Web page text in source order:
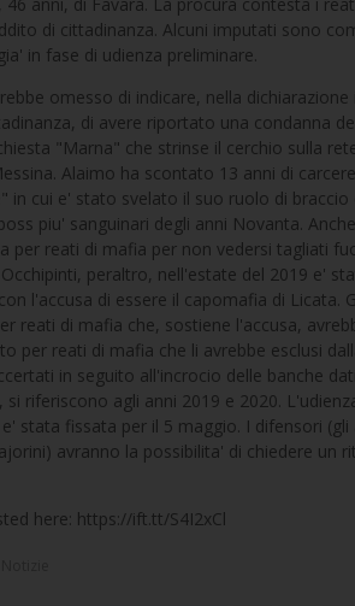
di cittadinanza. Alcuni imputati sono
in fase di udienza preliminare.
omesso di indicare, nella
di avere riportato una condanna
"Marna" che strinse il cerchio sulla
Alaimo ha scontato 13 anni di
in cui e' stato svelato il suo ruolo di
piu' sanguinari degli anni Novanta.
per reati di mafia per non vedersi tagliati
peraltro, nell'estate del 2019 e'
l'accusa di essere il capomafia di Licata.
reati di mafia che, sostiene l'accusa,
per reati di mafia che li avrebbe esclusi
in seguito all'incrocio delle banche
si riferiscono agli anni 2019 e 2020.
stata fissata per il 5 maggio. I difensori
avranno la possibilita' di chiedere un
here: https://ift.tt/S4I2xCl